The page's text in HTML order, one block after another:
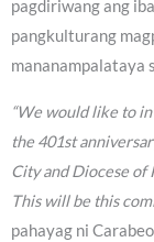
pagdiriwang ang
pangkulturang
mananampalataya
“We would like to
the 401st
City and Diocese of
This will be this
pahayag ni